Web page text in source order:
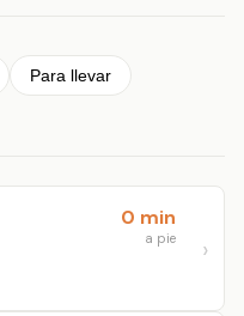
Para llevar
0 min
a pie